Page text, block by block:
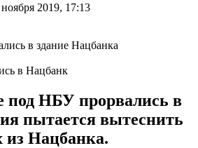
2019, 17:13
в Нацбанк
НБУ прорвались в
пытается вытеснить
из Нацбанка.